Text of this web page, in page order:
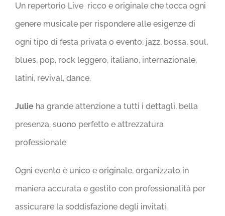
Un repertorio Live ricco e originale che tocca ogni
genere musicale per rispondere alle esigenze di
ogni tipo di festa privata o evento: jazz, bossa, soul,
blues, pop, rock leggero, italiano, internazionale,
latini, revival, dance.
Julie ha grande attenzione a tutti i dettagli, bella
presenza, suono perfetto e attrezzatura
professionale
Ogni evento è unico e originale, organizzato in
maniera accurata e gestito con professionalità per
assicurare la soddisfazione degli invitati.